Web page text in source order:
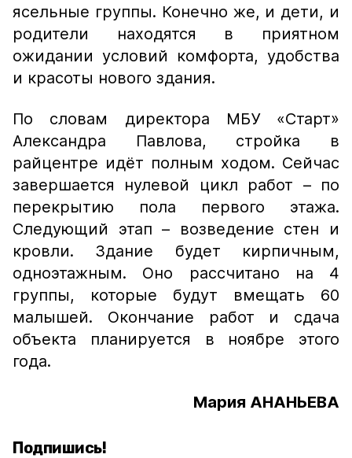
ясельные группы. Конечно же, и дети, и
родители находятся в приятном
ожидании условий комфорта, удобства
и красоты нового здания.
По словам директора МБУ «Старт»
Александра Павлова, стройка в
райцентре идёт полным ходом. Сейчас
завершается нулевой цикл работ – по
перекрытию пола первого этажа.
Следующий этап – возведение стен и
кровли. Здание будет кирпичным,
одноэтажным. Оно рассчитано на 4
группы, которые будут вмещать 60
малышей. Окончание работ и сдача
объекта планируется в ноябре этого
года.
Мария АНАНЬЕВА
Подпишись!